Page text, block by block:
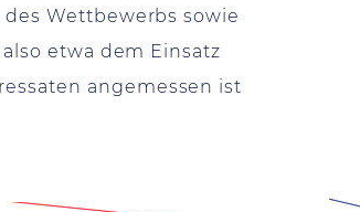
Wettbewerbs sowie
etwa dem Einsatz
angemessen ist